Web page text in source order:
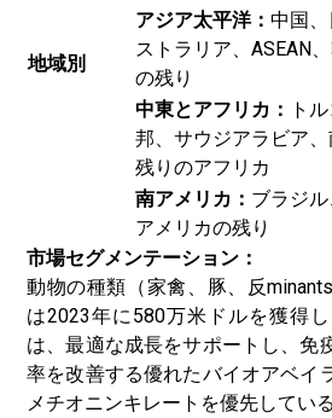
地域別
アジア太平洋： 中国
ストラリア、ASEAN
の残り
中東とアフリカ： ト
邦、サウジアラビア
残りのアフリカ
南アメリカ： ブラジ
アメリカの残り
市場セグメンテーション：
動物の種類（家禽、豚、反
は2023年に580万米ドルを獲得
は、最適な成長をサポートし、免
率を改善する優れたバイオアベイ
メチオニンキレートを優先してい